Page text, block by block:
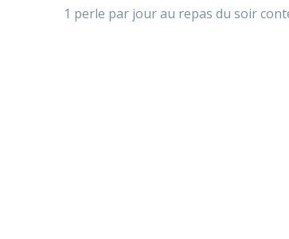
1 perle par jour au repas du soir